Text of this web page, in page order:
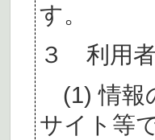
す。
３ 利用
(1) 情報
サイト等